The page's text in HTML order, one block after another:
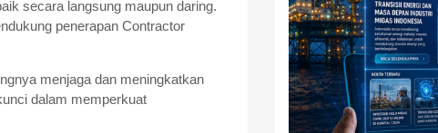
secara langsung maupun daring.
penerapan Contractor
menjaga dan meningkatkan
dalam memperkuat